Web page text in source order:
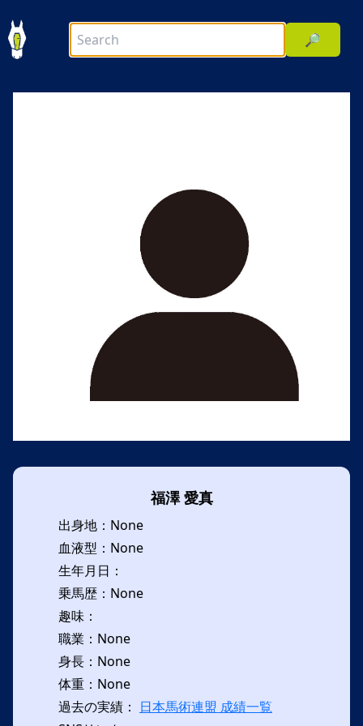
🔎
福澤 愛真
出身地：None
血液型：None
生年月日：
乗馬歴：None
趣味：
職業：None
身長：None
体重：None
過去の実績： 日本馬術連盟 成績一覧